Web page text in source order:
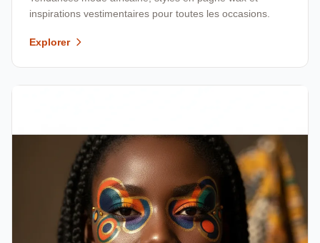
inspirations vestimentaires pour toutes les occasions.
Explorer